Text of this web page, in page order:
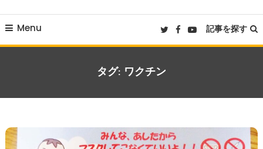
Menu 記事を探す
タグ: ワクチン